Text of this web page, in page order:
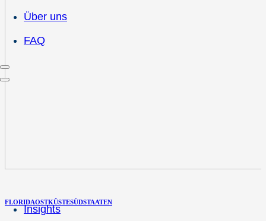
Über uns
FAQ
Insights
FLORIDAOSTKÜSTESÜDSTAATEN